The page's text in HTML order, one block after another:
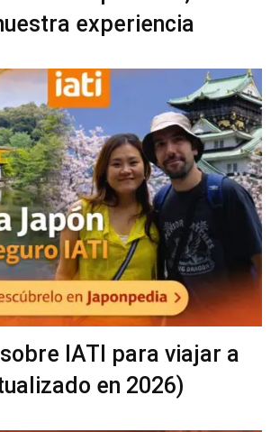
experiencia
IATI para viajar a
en 2026)